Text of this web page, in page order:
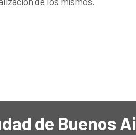
de Buenos